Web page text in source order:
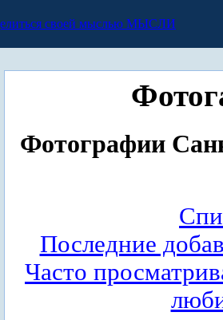
МЫСЛИ
Фотографии
Последние
Часто